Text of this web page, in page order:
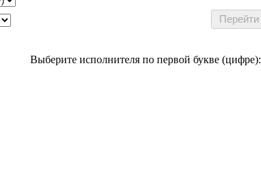
Выберите исполнителя по первой букве (цифре):